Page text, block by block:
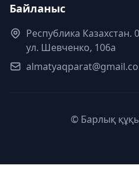
Байланыс
Республика Казахстан.
ул. Шевченко, 106а
© Барлық